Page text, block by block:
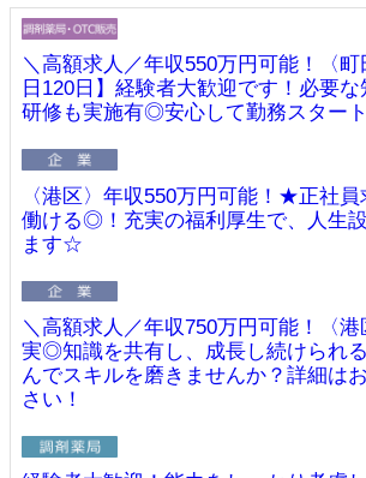
＼高額求人／年収550万円可能！〈
日120日】経験者大歓迎です！必要
研修も実施有◎安心して勤務スター
〈港区〉年収550万円可能！★正社
働ける◎！充実の福利厚生で、人生
ます☆
＼高額求人／年収750万円可能！〈
実◎知識を共有し、成長し続けられ
んでスキルを磨きませんか？詳細は
さい！